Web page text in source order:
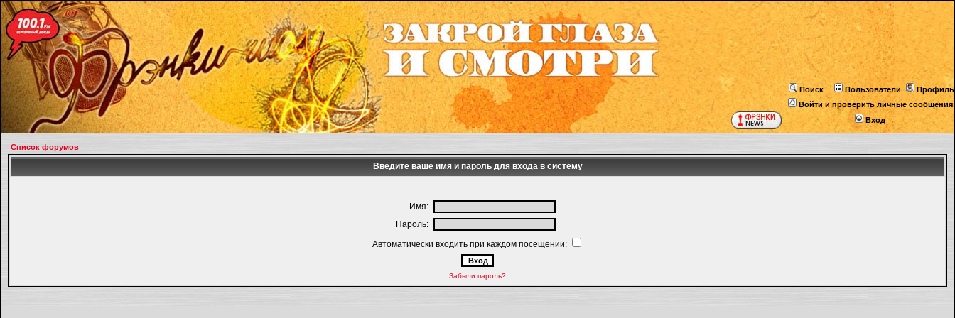
Поиск Пользователи
Профиль
Войти и проверить личные сообщения
Вход
Список форумов
Введите ваше имя и пароль для входа в систему
Имя:
Пароль:
Автоматически входить при каждом посещении:
Забыли пароль?